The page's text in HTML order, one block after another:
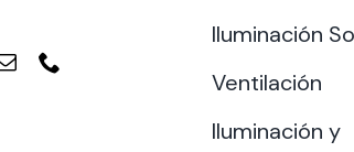
Iluminación
Ventilación
Iluminación y